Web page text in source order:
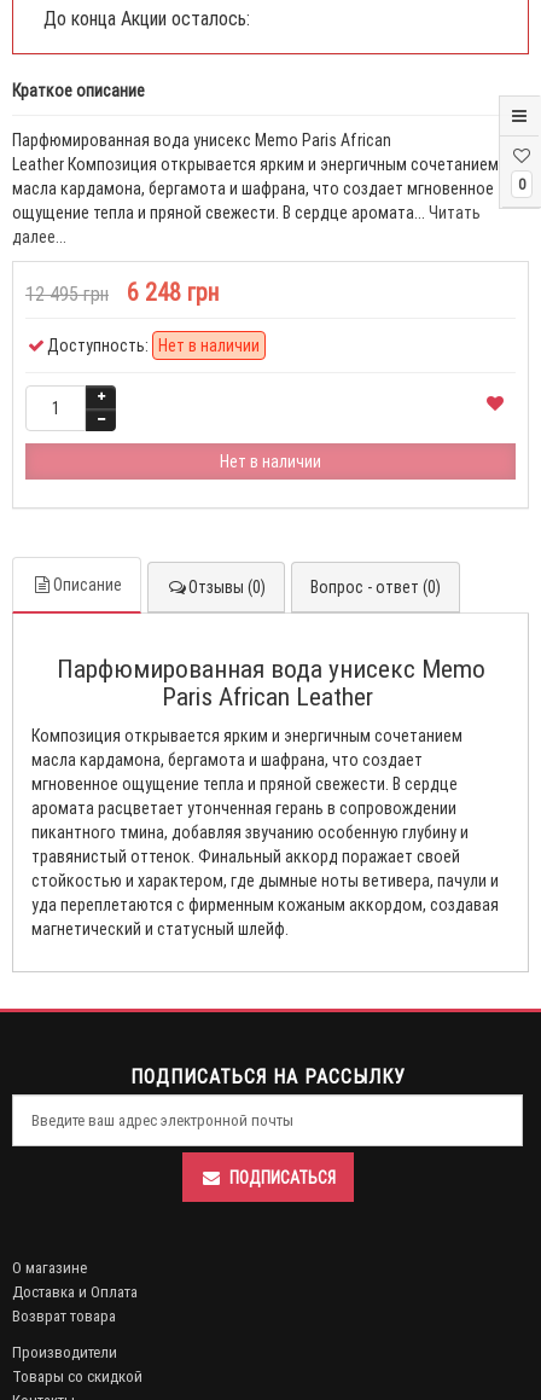
0
До конца Акции осталось:
Краткое описание
Парфюмированная вода унисекс Memo Paris African
Leather Композиция открывается ярким и энергичным сочетанием
масла кардамона, бергамота и шафрана, что создает мгновенное
ощущение тепла и пряной свежести. В сердце аромата... Читать
далее...
12 495 грн 6 248 грн
Доступность: Нет в наличии
Нет в наличии
Описание Отзывы (0) Вопрос - ответ (0)
Парфюмированная вода унисекс Memo
Paris African Leather
Композиция открывается ярким и энергичным сочетанием
масла кардамона, бергамота и шафрана, что создает
мгновенное ощущение тепла и пряной свежести. В сердце
аромата расцветает утонченная герань в сопровождении
пикантного тмина, добавляя звучанию особенную глубину и
травянистый оттенок. Финальный аккорд поражает своей
стойкостью и характером, где дымные ноты ветивера, пачули и
уда переплетаются с фирменным кожаным аккордом, создавая
магнетический и статусный шлейф.
ПОДПИСАТЬСЯ НА РАССЫЛКУ
ПОДПИСАТЬСЯ
О магазине
Доставка и Оплата
Возврат товара
Производители
Товары со скидкой